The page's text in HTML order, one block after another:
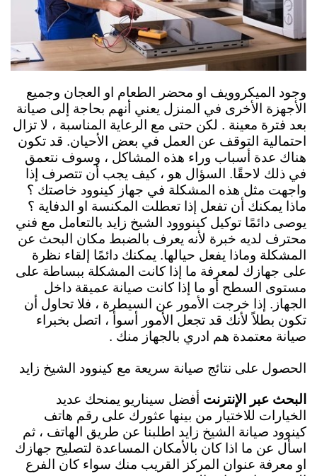
وجود الميكروويف او محضر الطعام او العجان وجميع
الأجهزة الأخرى في المنزل يعني أنهم بحاجة إلى صيانة
بعد فترة معينة . لكن حتى مع الرعاية المناسبة ، لا تزال
احتمالية التوقف عن العمل في بعض الأحيان. قد تكون
هناك عدة أسباب وراء هذه المشاكل ، وسوف نتعمق
في ذلك لاحقًا. السؤال هو ، كيف يجب أن تتصرف إذا
واجهت مثل هذه المشكلة في جهاز كينوود خاصتك ؟
ماذا يمكنك أن تفعل إذا تعطلت المكنسة او الدفاية ؟
يوصى دائمًا توكيل كينووود الشيخ زايد بالتعامل مع فني
محترف لديه خبرة لأنه يعرف بالضبط مكان البحث عن
المشكلة وماذا يفعل حيالها. يمكنك دائمًا إلقاء نظرة
على جهازك لمعرفة ما إذا كانت المشكلة ببساطة على
مستوى السطح أو ما إذا كانت صيانة عميقة داخل
الجهاز. إذا خرجت الأمور عن السيطرة ، فلا تحاول أن
تكون بطلاً لأنك قد تجعل الأمور أسوأ ، اتصل بخبراء
صيانة معتمدة هم ادري بالجهاز منك .
الحصول على نتائج صيانة سريعة مع كينوود الشيخ زايد
البحث عبر الإنترنت أفضل سيناريو يمنحك عديد
الخيارات للاختيار من بينها عثورك على رقم هاتف
كينوود صيانة الشيخ زايد اطلبنا عن طريق الهاتف ، ثم
اسأل عن ما اذا كان بالأمكان المساعدة لتصليح جهازك
او معرفة عنوان المركز القريب منك سواء كان الفرع